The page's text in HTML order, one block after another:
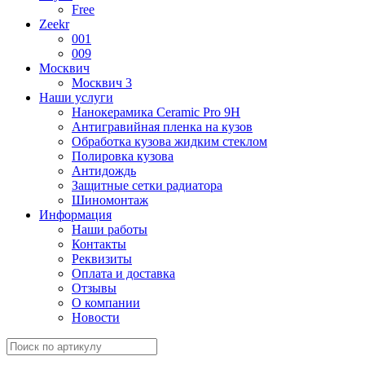
Free
Zeekr
001
009
Москвич
Москвич 3
Наши услуги
Нанокерамика Ceramic Pro 9H
Антигравийная пленка на кузов
Обработка кузова жидким стеклом
Полировка кузова
Антидождь
Защитные сетки радиатора
Шиномонтаж
Информация
Наши работы
Контакты
Реквизиты
Оплата и доставка
Отзывы
О компании
Новости